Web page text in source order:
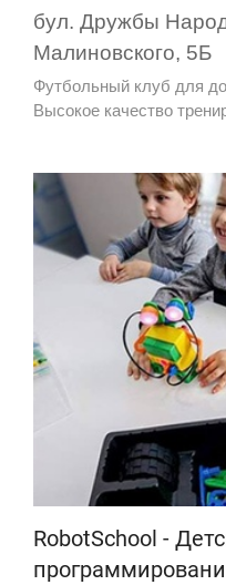
бул. Дружбы
Малиновского, 5Б
Футбольный клуб для
Высокое качество
RobotSchool -